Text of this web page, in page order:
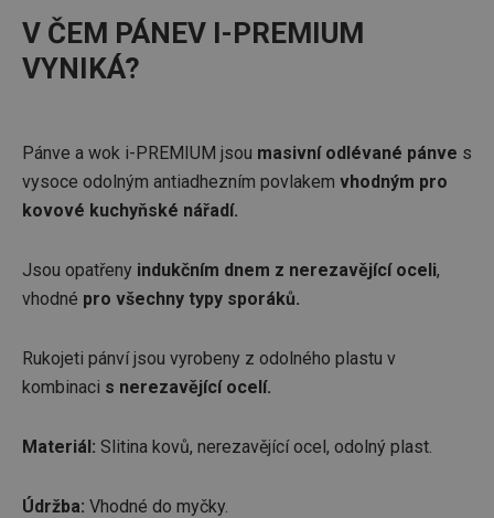
V ČEM PÁNEV I-PREMIUM
VYNIKÁ?
Pánve a wok i-PREMIUM jsou masivní odlévané pánve s
vysoce odolným antiadhezním povlakem vhodným pro
kovové kuchyňské nářadí.
Jsou opatřeny indukčním dnem z nerezavějící oceli,
vhodné pro všechny typy sporáků.
Rukojeti pánví jsou vyrobeny z odolného plastu v
kombinaci s nerezavějící ocelí.
Materiál: Slitina kovů, nerezavějící ocel, odolný plast.
Údržba: Vhodné do myčky.